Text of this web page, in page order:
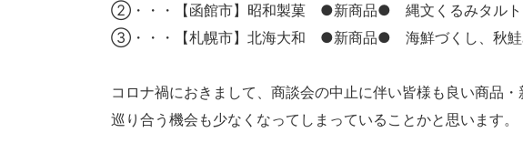
②・・・【函館市】昭和製菓 ●新商品● 縄文くるみタルト
③・・・【札幌市】北海大和 ●新商品● 海鮮づくし、秋鮭
コロナ禍におきまして、商談会の中止に伴い皆様も良い商品・
巡り合う機会も少なくなってしまっていることかと思います。